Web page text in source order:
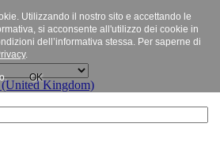
Utilizzando il nostro sito e accettando le
si acconsente all'utilizzo dei cookie in
dell’informativa stessa. Per saperne di
.
OK